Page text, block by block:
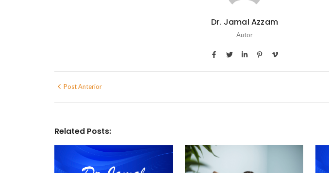
Dr. Jamal Azzam
Autor
Post Anterior
Related Posts: